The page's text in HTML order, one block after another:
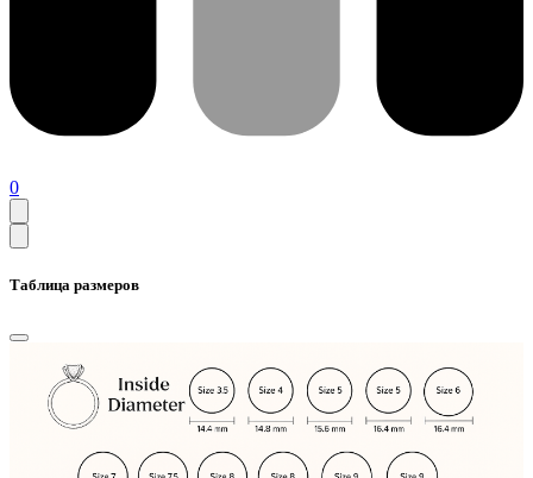
0
Таблица размеров